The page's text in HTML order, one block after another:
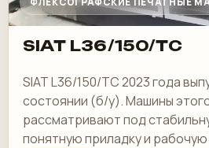
SIAT L36/150/TC
SIAT L36/150/TC 2023 года
состоянии (б/у). Машины
рассматривают под
понятную приладку и рабочую